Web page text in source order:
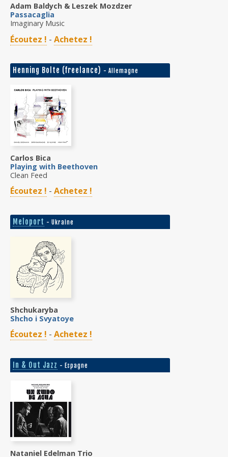
Adam Baldych & Leszek Mozdzer
Passacaglia
Imaginary Music
Écoutez ! - Achetez !
Henning Bolte (freelance) - Allemagne
Carlos Bica
Playing with Beethoven
Clean Feed
Écoutez ! - Achetez !
Meloport - Ukraine
Shchukaryba
Shcho i Svyatoye
Écoutez ! - Achetez !
In & Out Jazz - Espagne
Nataniel Edelman Trio